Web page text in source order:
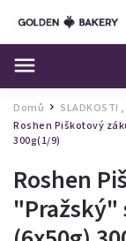
Domů / SLADKOSTI ,
Roshen Piškotový
300g(1/9)
Roshen